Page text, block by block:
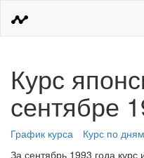
Курс
сентябре
График курса
Курс по дням
За сентябрь 1993 года